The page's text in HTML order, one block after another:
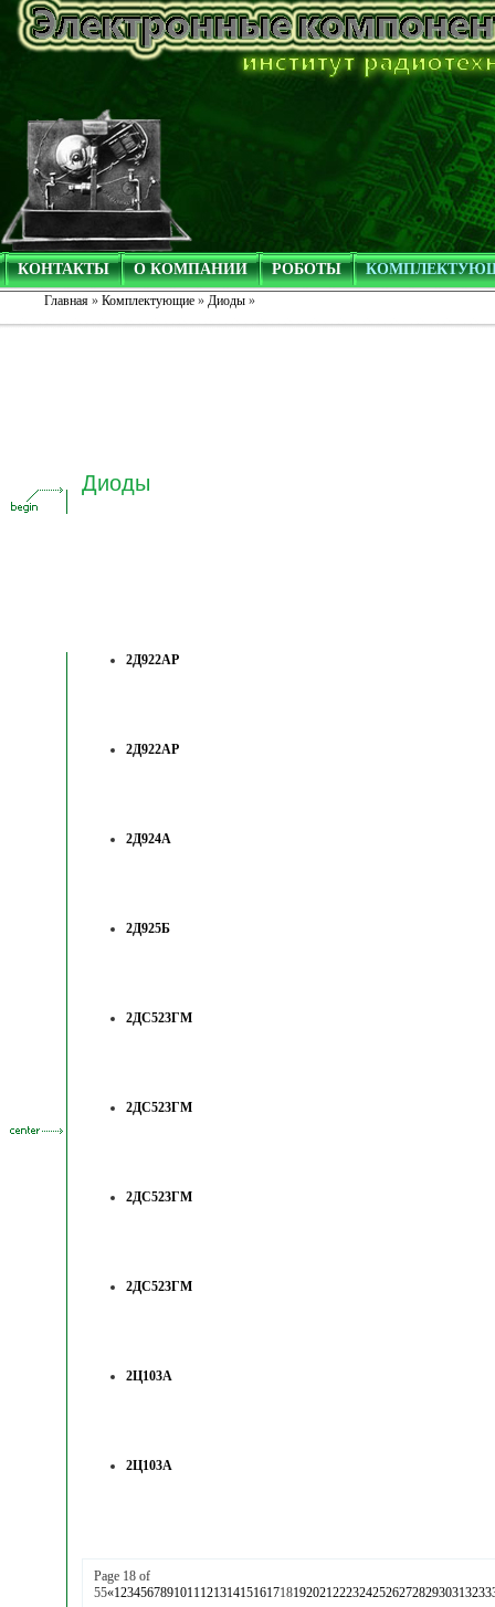
КОНТАКТЫ О КОМПАНИИ РОБОТЫ
Главная » Комплектующие » Диоды »
Диоды
2Д922АР
2Д922АР
2Д924А
2Д925Б
2ДС523ГМ
2ДС523ГМ
2ДС523ГМ
2ДС523ГМ
2Ц103А
2Ц103А
Page 18 of
55«123456789101112131415161718192021222324252627282930313233